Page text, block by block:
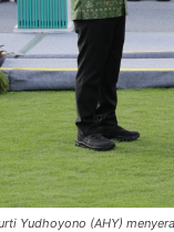
Yudhoyono (AHY)